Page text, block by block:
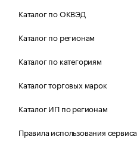
Каталог по ОКВЭД
Каталог по регионам
Каталог по категориям
Каталог торговых марок
Каталог ИП по регионам
Правила использования сервиса